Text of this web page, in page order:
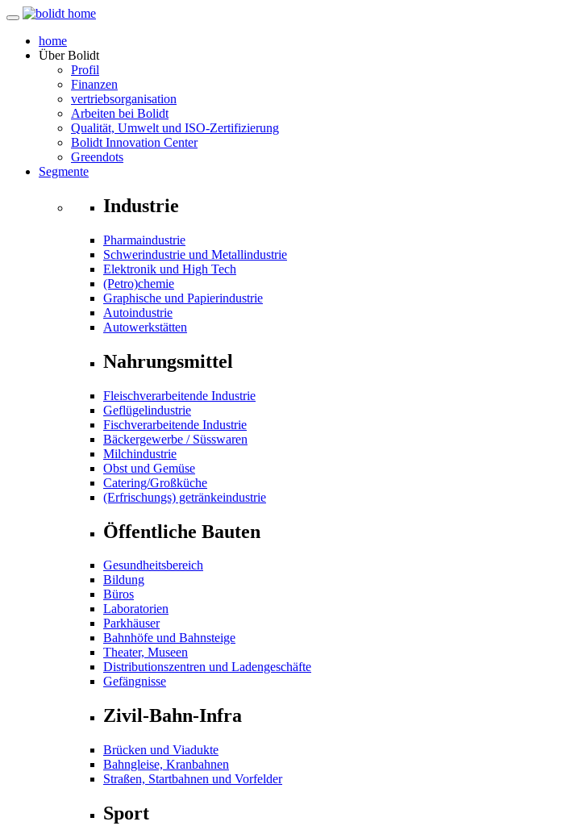
home
ÜberBolidt
Profil
Finanzen
vertriebsorganisation
Arbeiten bei Bolidt
Qualität, Umwelt und ISO-Zertifizierung
Bolidt Innovation Center
Greendots
Segmente
Industrie
Pharmaindustrie
Schwerindustrie und Metallindustrie
Elektronik und High Tech
(Petro)chemie
Graphische und Papierindustrie
Autoindustrie
Autowerkstätten
Nahrungsmittel
Fleischverarbeitende Industrie
Geflügelindustrie
Fischverarbeitende Industrie
Bäckergewerbe / Süsswaren
Milchindustrie
Obst und Gemüse
Catering/Großküche
(Erfrischungs) getränkeindustrie
Öffentliche Bauten
Gesundheitsbereich
Bildung
Büros
Laboratorien
Parkhäuser
Bahnhöfe und Bahnsteige
Theater, Museen
Distributionszentren und Ladengeschäfte
Gefängnisse
Zivil-Bahn-Infra
Brücken und Viadukte
Bahngleise, Kranbahnen
Straßen, Startbahnen und Vorfelder
Sport